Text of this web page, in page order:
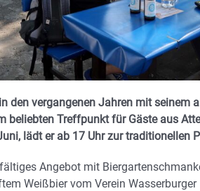
den vergangenen Jahren mit seinem
beliebten Treffpunkt für Gäste aus
lädt er ab 17 Uhr zur traditionellen
Angebot mit
Weißbier vom Verein